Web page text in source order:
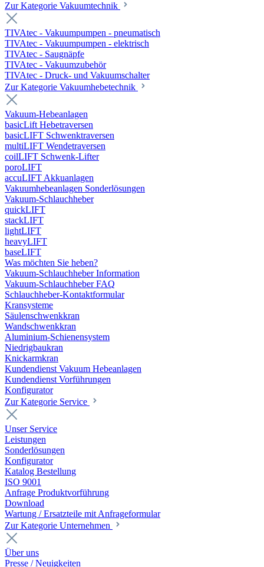
Zur Kategorie Vakuumtechnik
TIVAtec - Vakuumpumpen - pneumatisch
TIVAtec - Vakuumpumpen - elektrisch
TIVAtec - Saugnäpfe
TIVAtec - Vakuumzubehör
TIVAtec - Druck- und Vakuumschalter
Zur Kategorie Vakuumhebetechnik
Vakuum-Hebeanlagen
basicLift Hebetraversen
basicLIFT Schwenktraversen
multiLIFT Wendetraversen
coilLIFT Schwenk-Lifter
poroLIFT
accuLIFT Akkuanlagen
Vakuumhebeanlagen Sonderlösungen
Vakuum-Schlauchheber
quickLIFT
stackLIFT
lightLIFT
heavyLIFT
baseLIFT
Was möchten Sie heben?
Vakuum-Schlauchheber Information
Vakuum-Schlauchheber FAQ
Schlauchheber-Kontaktformular
Kransysteme
Säulenschwenkkran
Wandschwenkkran
Aluminium-Schienensystem
Niedrigbaukran
Knickarmkran
Kundendienst Vakuum Hebeanlagen
Kundendienst Vorführungen
Konfigurator
Zur Kategorie Service
Unser Service
Leistungen
Sonderlösungen
Konfigurator
Katalog Bestellung
ISO 9001
Anfrage Produktvorführung
Download
Wartung / Ersatzteile mit Anfrageformular
Zur Kategorie Unternehmen
Über uns
Presse / Neuigkeiten